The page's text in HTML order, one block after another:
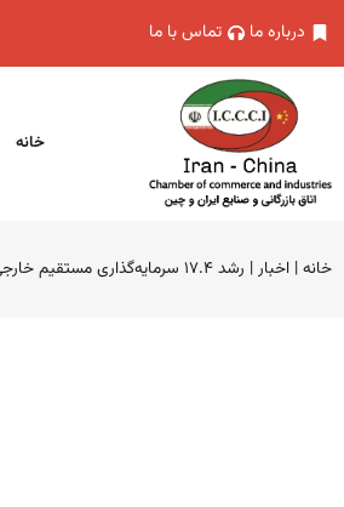
درباره ما تماس با ما
خانه
خانه| اخبار | رشد ۱۷.۴ سرمایه‌گذاری مستقیم خارجی در چین طی نیمه نخست سال ۲۰۲۲